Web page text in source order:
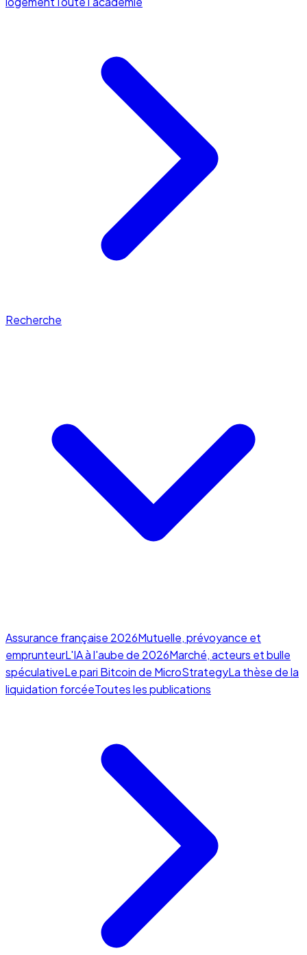
Recherche
Assurance française 2026Mutuelle, prévoyance et
emprunteurL'IA à l'aube de 2026Marché, acteurs et bulle
spéculativeLe pari Bitcoin de MicroStrategyLa thèse de la
liquidation forcéeToutes les publications